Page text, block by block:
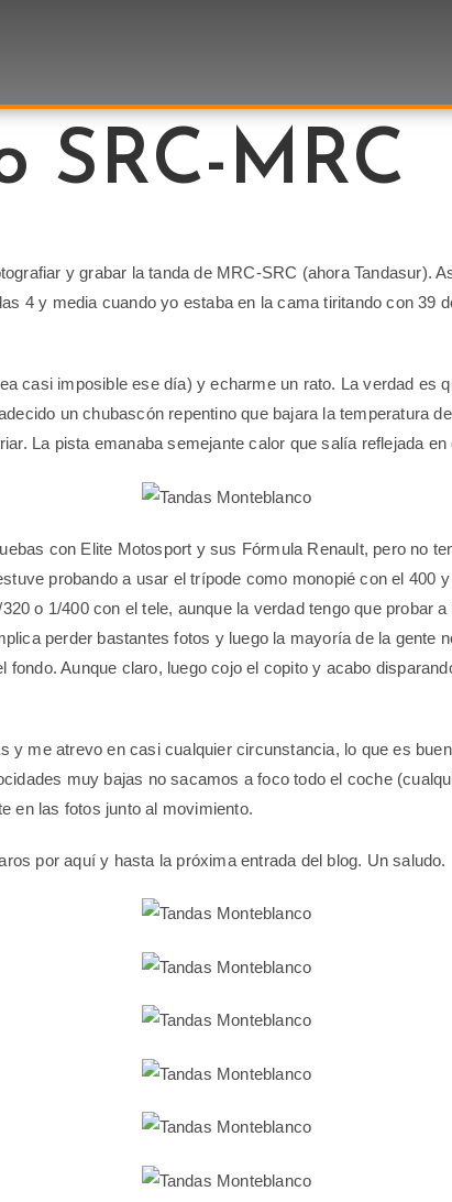
SRC-MRC
y grabar la tanda de MRC-SRC (ahora Tandasur).
4 y media cuando yo estaba en la cama tiritando con 39
casi imposible ese día) y echarme un rato. La verdad
un chubascón repentino que bajara la temperatura
La pista emanaba semejante calor que salía reflejada
con Elite Motosport y sus Fórmula Renault, pero no
probando a usar el trípode como monopié con el 400
o 1/400 con el tele, aunque la verdad tengo que probar
perder bastantes fotos y luego la mayoría de la gente
Aunque claro, luego cojo el copito y acabo
y me atrevo en casi cualquier circunstancia, lo que es
muy bajas no sacamos a foco todo el coche
en las fotos junto al movimiento.
por aquí y hasta la próxima entrada del blog. Un saludo.